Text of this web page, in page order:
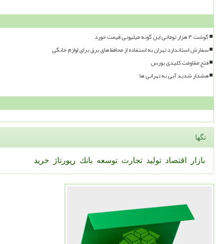
گوشت ۴ هزار تومانی این گونه میلیونی قیمت خورد
سفارش استاندارد تهران به استفاده از محافظ های برق برای لوازم خانگی
فتح مقاومت کلیدی بورس
هشدار شدید آبی به تهرانی ها
تگها
بازار اقتصاد تولید تجارت توسعه بانك رپورتاژ خرید